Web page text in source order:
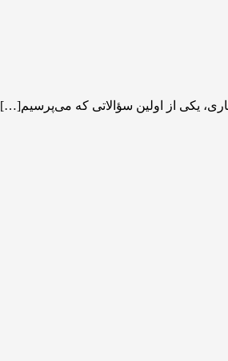
یکی از اولین سؤالاتی که می‌پرسیم[…]